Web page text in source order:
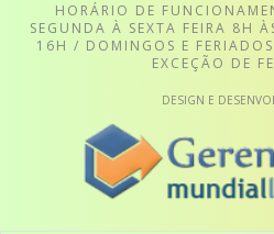
HORÁRIO DE
SEGUNDA À SEXTA FEIRA 8H
16H / DOMINGOS E
EXCEÇÃO DE
DESIGN E